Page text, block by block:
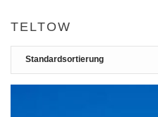
TELTOW